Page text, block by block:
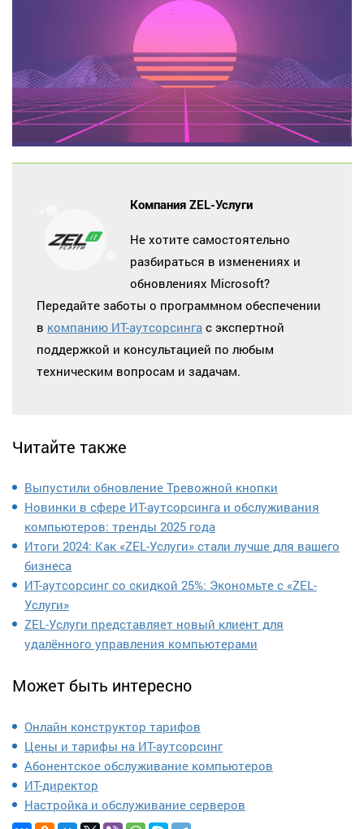
Компания ZEL-Услуги
Не хотите самостоятельно
разбираться в изменениях и
обновлениях Microsoft?
Передайте заботы о программном обеспечении
в компанию ИТ-аутсорсинга с экспертной
поддержкой и консультацией по любым
техническим вопросам и задачам.
Читайте также
Выпустили обновление Тревожной кнопки
Новинки в сфере ИТ-аутсорсинга и обслуживания
компьютеров: тренды 2025 года
Итоги 2024: Как «ZEL-Услуги» стали лучше для вашего
бизнеса
ИТ-аутсорсинг со скидкой 25%: Экономьте с «ZEL-
Услуги»
ZEL-Услуги представляет новый клиент для
удалённого управления компьютерами
Может быть интересно
Онлайн конструктор тарифов
Цены и тарифы на ИТ-аутсорсинг
Абонентское обслуживание компьютеров
ИТ-директор
Настройка и обслуживание серверов